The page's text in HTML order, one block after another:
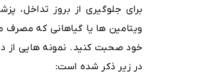
برای جلوگیری از بروز تداخل،
ویتامین ها یا گیاهانی که مصرف
خود صحبت کنید. نمونه هایی از
در زیر ذکر شده است: